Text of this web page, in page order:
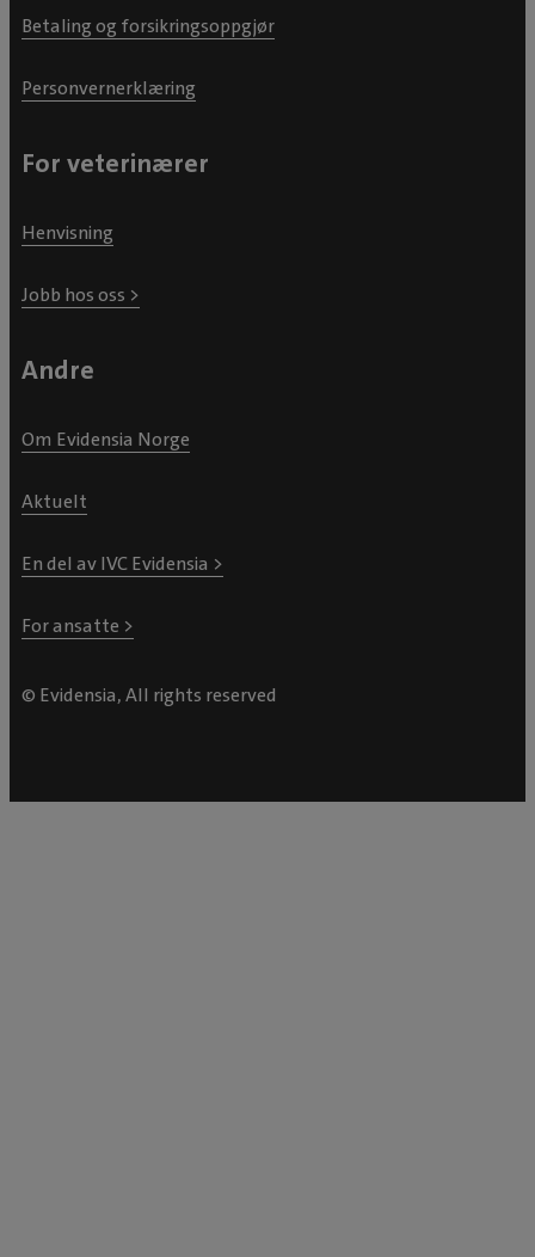
Betaling og forsikringsoppgjør
Personvernerklæring
For veterinærer
Henvisning
Jobb hos oss >
Andre
Om Evidensia Norge
Aktuelt
En del av IVC Evidensia >
For ansatte >
© Evidensia, All rights reserved